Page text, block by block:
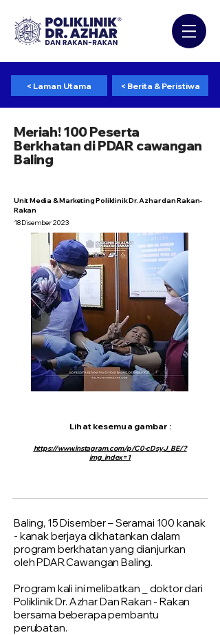
< Laman Utama < Berita & Peristiwa
Meriah! 100 Peserta
Berkhatan di PDAR cawangan
Baling
Unit Media & Marketing Poliklinik Dr. Azhar dan Rakan-
Rakan
18 Disember 2023
Lihat kesemua gambar :
https://www.instagram.com/p/C0-cDsyJ_BE/?
img_index=1
Baling, 15 Disember – Seramai 100 kanak
- kanak berjaya dikhatankan dalam
program berkhatan yang dianjurkan
oleh PDAR Cawangan Baling.
Program kali ini melibatkan _ doktor dari
Poliklinik Dr. Azhar Dan Rakan - Rakan
bersama beberapa pembantu
perubatan.